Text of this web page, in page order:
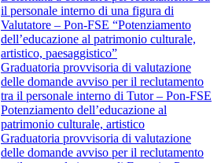
il personale interno di una figura di
Valutatore – Pon-FSE “Potenziamento
dell’educazione al patrimonio culturale,
artistico, paesaggistico”
Graduatoria provvisoria di valutazione
delle domande avviso per il reclutamento
tra il personale interno di Tutor – Pon-FSE
Potenziamento dell’educazione al
patrimonio culturale, artistico
Graduatoria provvisoria di valutazione
delle domande avviso per il reclutamento